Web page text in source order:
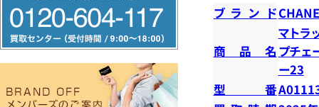
リ
ー
ヤ
ブランド
商品名
マトラ
プチェ
ー23
型番